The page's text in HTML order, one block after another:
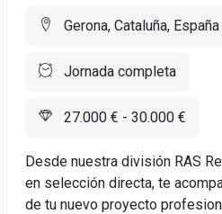
Gerona, Cataluña, España
Jornada completa
27.000 € - 30.000 €
Desde nuestra división RAS
en selección directa, te
de tu nuevo proyecto